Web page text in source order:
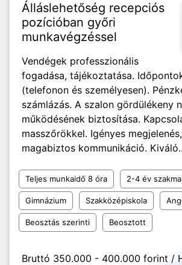
Álláslehetőség recepciós
pozícióban győri
munkavégzéssel
Vendégek professzionális
fogadása, tájékoztatása.
(telefonon és személyesen).
számlázás. A szalon gördülékeny
működésének biztosítása.
masszőrökkel. Igényes
magabiztos kommunikáció.
Teljes munkaidő 8 óra 2-4 év
Gimnázium Szakközépiskola
Beosztás szerinti Beosztott
Bruttó 350.000 - 400.000 forint /